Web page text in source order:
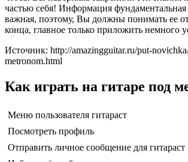
частью себя! Информация
важная, поэтому, Вы должны понимать ее
конца, главное только приложить немного
Источник: http://amazingguitar.ru/put-
metronom.html
Как играть на гитаре под
Меню пользователя гитараст
Посмотреть профиль
Отправить личное сообщение для гитараст